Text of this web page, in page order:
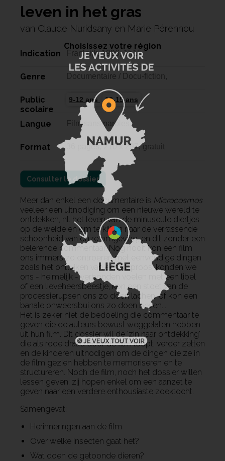
leven in het gras
van Claude Nuridsany en Marie Pérennou
Indication Frankrijk, 1996, 1h15
Genre Documentaire / Docu-fiction,
Public
scolaire
9-12 ans 12-15 ans
Langue Film sans paroles
Format 36 pages, 210 x 297, gratuit
Consulter le dossier
Meer dan enkel een documentaire is Microcosmos
veeleer een uitnodiging om een nieuwe wereld te
ontdekken, nl. het leven van de minuscule diertjes
op de weide en om te kijken naar de verrassende
schoonheid van onze omgeving, en dit zonder een
belerende commentaar. Nog nooit kon een film
ons immers zo ontroeren met eenvoudige dingen
zoals het ontluiken van een klaproos; konden we
ons - heimelijk - verbonden voelen met een libel
of een lieveheersbeestje, kon een stoet van de
processierupsen ons zo doen lachen, of kon een
banale onweersbui ons zo doen beven...
Het is zeker niet de bedoeling die commentaar te
geven die de auteurs bewust weggelaten hebben
uit hun film. Dit dossier wil de 'zin naar ontdekking'
die als rode draad door de film loopt, verder zetten
en de kinderen uitnodigen om de dingen die ze in
de film gezien hebben te memoriseren en te
structureren. Noch de film, noch het dossier willen
lessen geven: zij hopen enkel om een aanzet te
geven naar een verdere enthousiaste zoektocht.
Samengevat:
Herinneringen aan de film
Over welke insecten gaat het?
Wat doen de getoonde dieren?
Choisissez votre région